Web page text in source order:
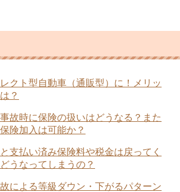
クト型自動車（通販型）に！メリッ
？
故時に保険の扱いはどうなる？また
険加入は可能か？
支払い済み保険料や税金は戻ってく
うなってしまうの？
による等級ダウン・下がるパターン